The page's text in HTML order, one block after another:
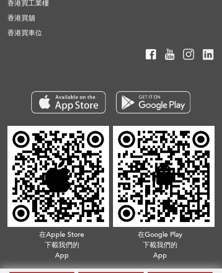
香港買工業樓
香港買舖
香港買車位
在Apple Store
下載我們的
App
在Google Play
下載我們的
App